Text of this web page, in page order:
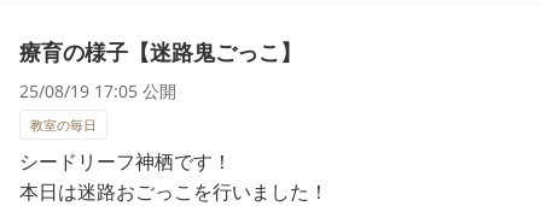
療育の様子【迷路鬼ごっこ】
25/08/19 17:05 公開
教室の毎日
シードリーフ神栖です！
本日は迷路おごっこを行いました！